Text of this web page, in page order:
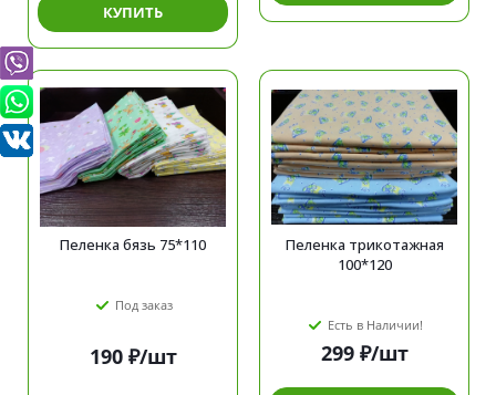
КУПИТЬ
Пеленка бязь 75*110
Под заказ
190₽/шт
Пеленка трикотажная
100*120
Есть в Наличии!
299₽/шт